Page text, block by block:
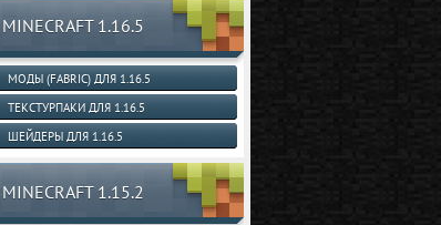
MINECRAFT 1.16.5
МОДЫ (FABRIC) ДЛЯ 1.16.5
ТЕКСТУРПАКИ ДЛЯ 1.16.5
ШЕЙДЕРЫ ДЛЯ 1.16.5
MINECRAFT 1.15.2